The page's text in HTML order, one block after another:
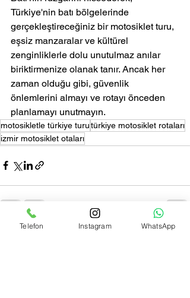
Türkiye'nin batı bölgelerinde
gerçekleştireceğiniz bir motosiklet turu,
eşsiz manzaralar ve kültürel
zenginliklerle dolu unutulmaz anılar
biriktirmenize olanak tanır. Ancak her
zaman olduğu gibi, güvenlik
önlemlerini almayı ve rotayı önceden
planlamayı unutmayın.
motosikletle türkiye turutürkiye motosiklet rotaları
izmir motosiklet otaları
Hepsini Gör
Telefon Instagram WhatsApp